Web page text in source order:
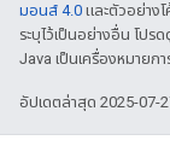
มอนส์ 4.0 และตัวอย่าง
ระบุไว้เป็นอย่างอื่น โปร
Java เป็นเครื่องหมายก
อัปเดตล่าสุด 2025-07-